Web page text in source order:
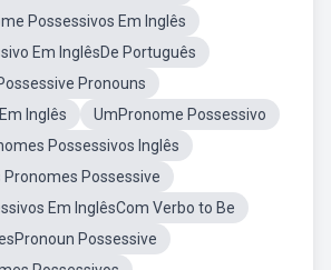
Possessivos Em Inglês
Em InglêsDe Português
Pronouns
Inglês
UmPronome Possessivo
Possessivos Inglês
Possessive
Em InglêsCom Verbo to Be
Possessive